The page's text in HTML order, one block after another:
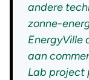
andere
zonne-
EnergyVille
aan
Lab project